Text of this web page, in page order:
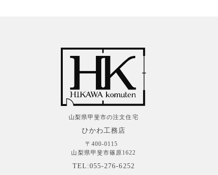
山梨県甲斐市の注文住宅
ひかわ工務店
〒400-0115
山梨県甲斐市篠原1622
TEL:055-276-6252